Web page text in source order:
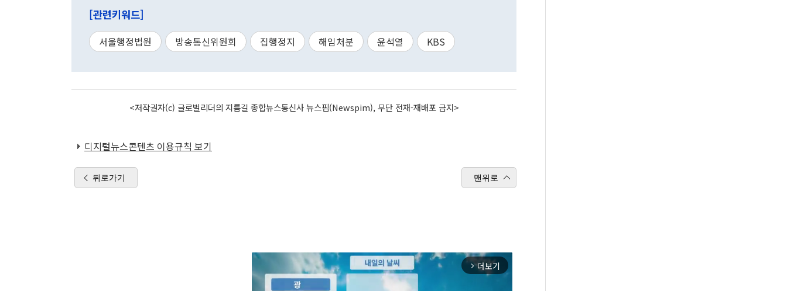
[관련키워드]
서울행정법원 방송통신위원회 집행정지 해임처분 윤석열 KBS
<저작권자(c) 글로벌리더의 지름길 종합뉴스통신사 뉴스핌(Newspim), 무단 전재-재배포 금지>
디지털뉴스콘텐츠 이용규칙 보기
뒤로가기 맨위로
arrow_forward_ios 더보기